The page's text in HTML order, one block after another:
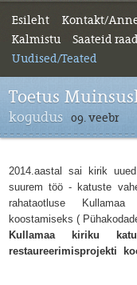
Esileht Kontakt/
Kalmistu
Saateid
Uudised/Teated
Toetus
kogudus 09. veebr
2014.aastal sai kirik
suurem töö - katuste
rahataotluse Kullamaa
koostamiseks (
Kullamaa kiriku
restaureerimisprojekti